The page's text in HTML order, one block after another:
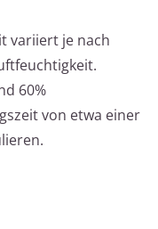
variiert je nach
60%
von etwa einer